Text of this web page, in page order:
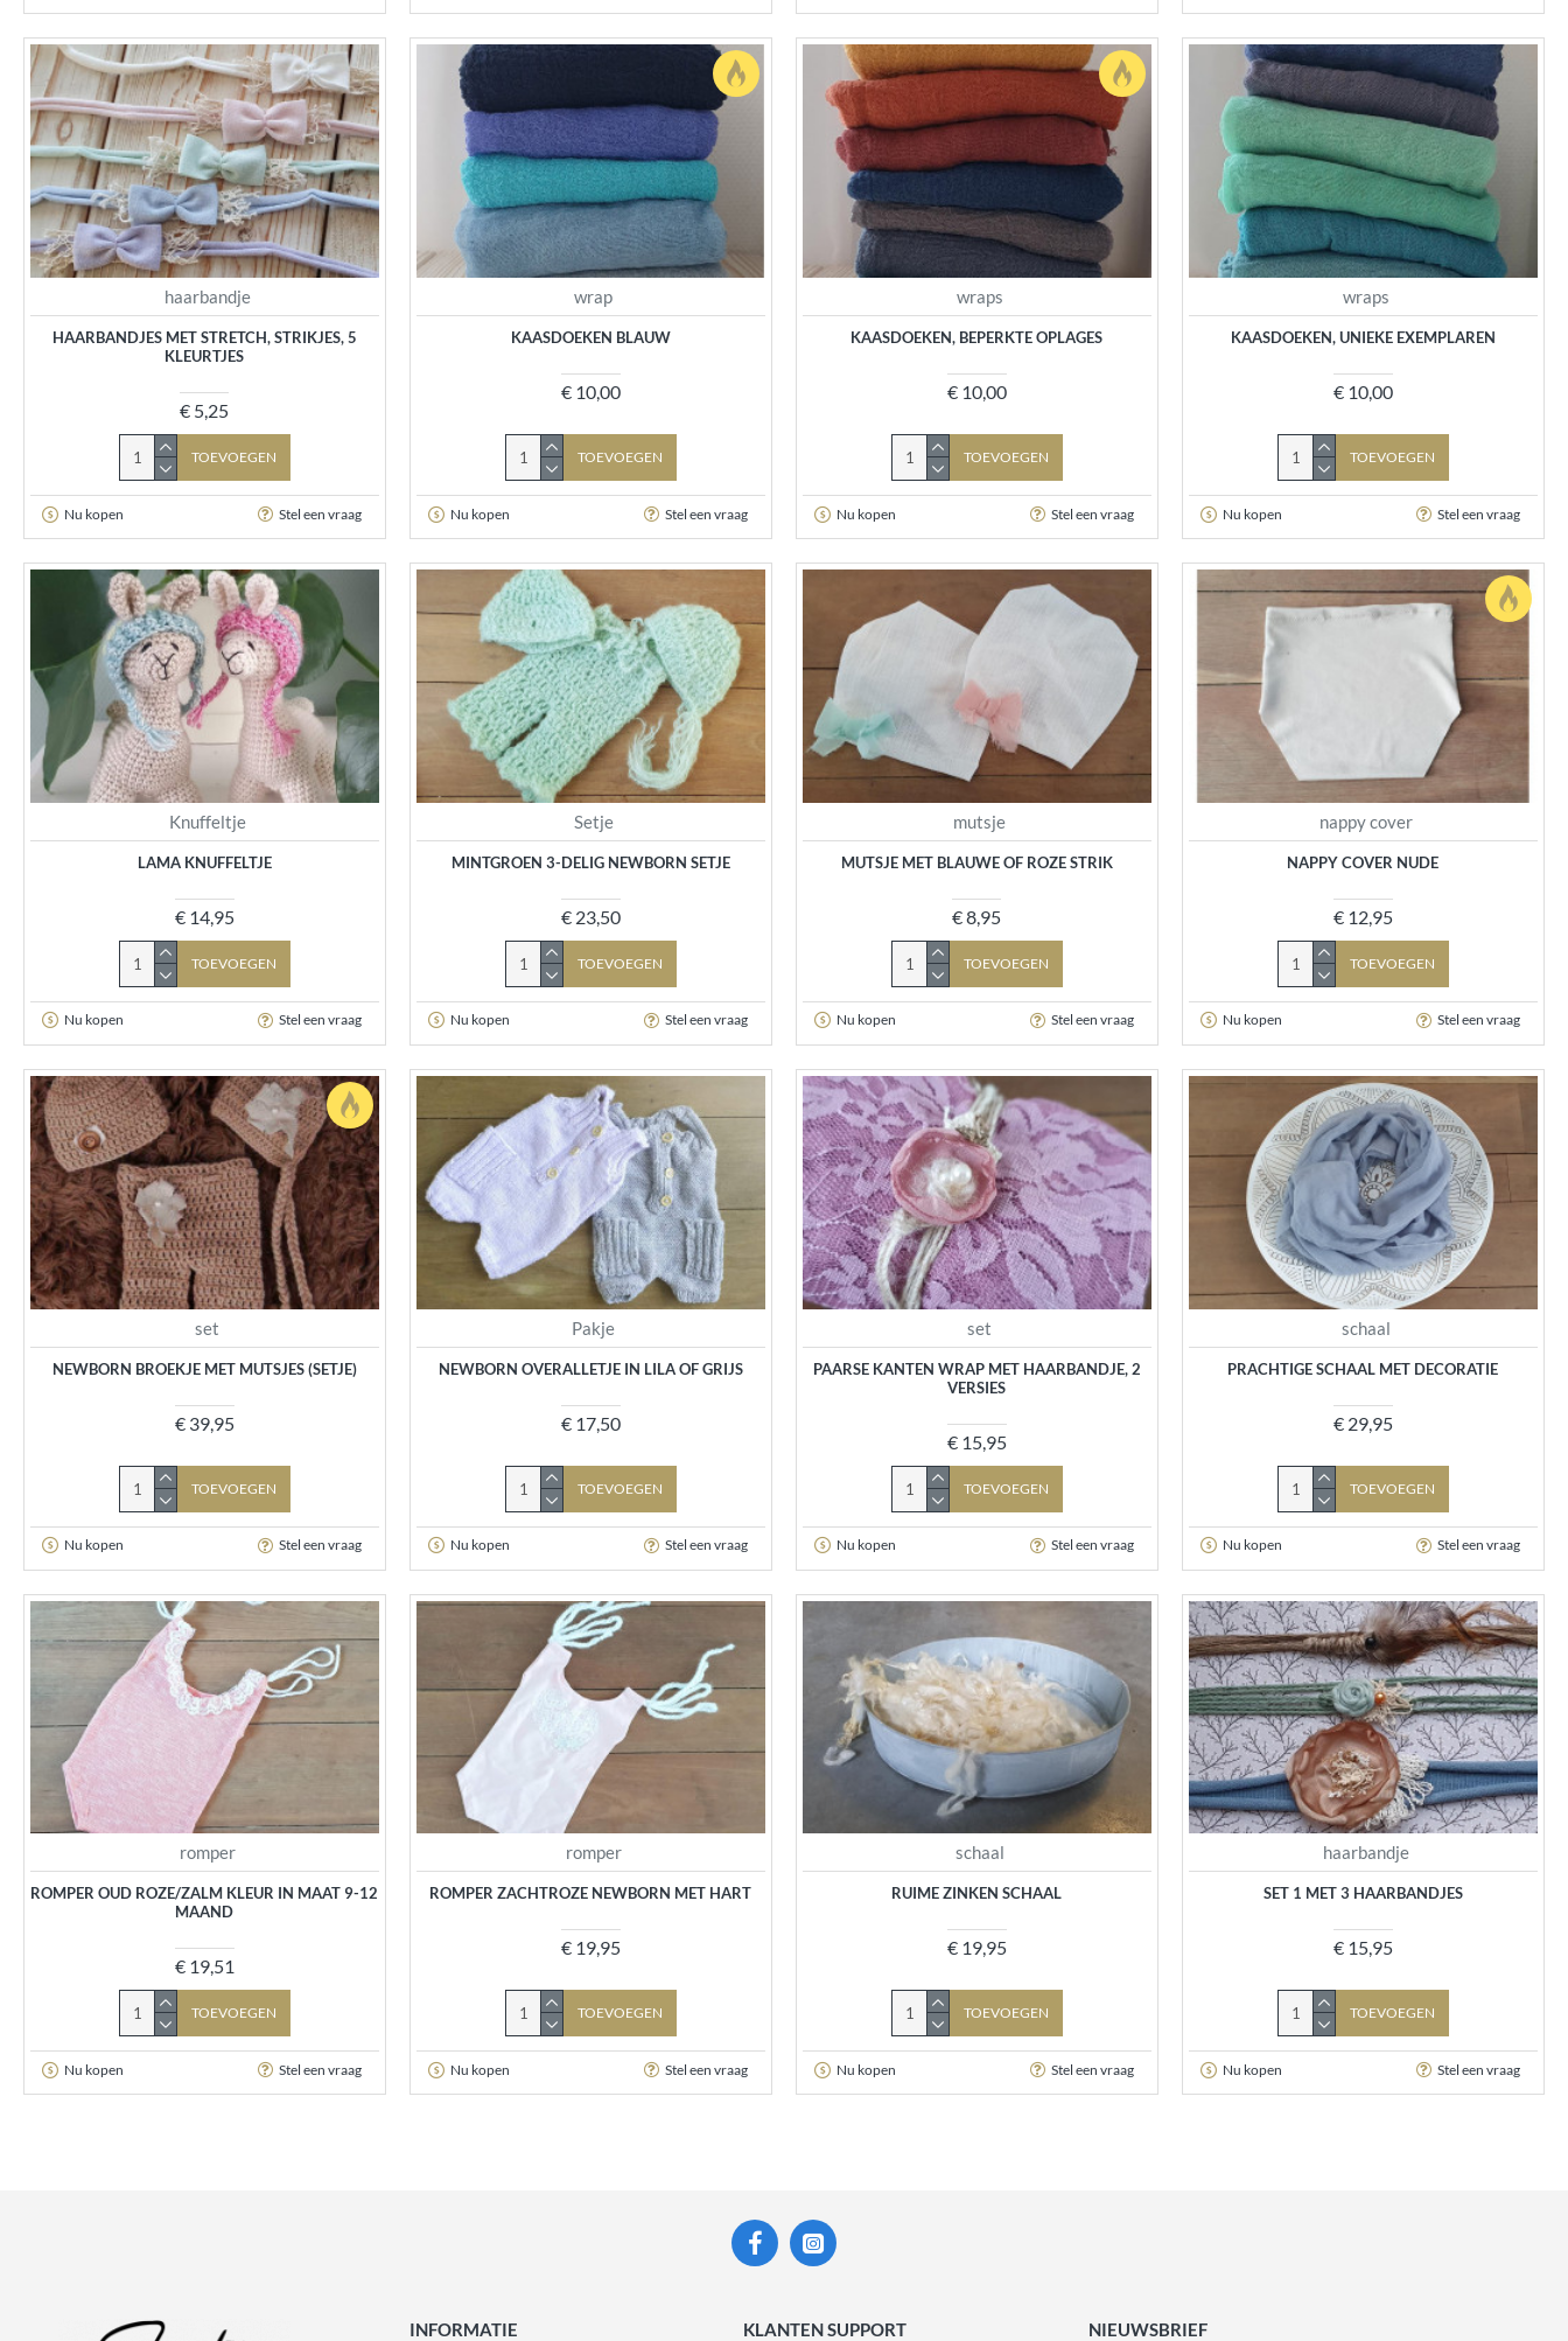
haarbandje
HAARBANDJES MET STRETCH, STRIKJES, 5
KLEURTJES
€ 5,25
TOEVOEGEN
Nu kopen Stel een vraag
wrap
KAASDOEKEN BLAUW
€ 10,00
TOEVOEGEN
Nu kopen Stel een vraag
wraps
KAASDOEKEN, BEPERKTE OPLAGES
€ 10,00
TOEVOEGEN
Nu kopen Stel een vraag
wraps
KAASDOEKEN, UNIEKE EXEMPLAREN
€ 10,00
TOEVOEGEN
Nu kopen Stel een vraag
Knuffeltje
LAMA KNUFFELTJE
€ 14,95
TOEVOEGEN
Nu kopen Stel een vraag
Setje
MINTGROEN 3-DELIG NEWBORN SETJE
€ 23,50
TOEVOEGEN
Nu kopen Stel een vraag
mutsje
MUTSJE MET BLAUWE OF ROZE STRIK
€ 8,95
TOEVOEGEN
Nu kopen Stel een vraag
nappy cover
NAPPY COVER NUDE
€ 12,95
TOEVOEGEN
Nu kopen Stel een vraag
set
NEWBORN BROEKJE MET MUTSJES (SETJE)
€ 39,95
TOEVOEGEN
Nu kopen Stel een vraag
Pakje
NEWBORN OVERALLETJE IN LILA OF GRIJS
€ 17,50
TOEVOEGEN
Nu kopen Stel een vraag
set
PAARSE KANTEN WRAP MET HAARBANDJE, 2
VERSIES
€ 15,95
TOEVOEGEN
Nu kopen Stel een vraag
schaal
PRACHTIGE SCHAAL MET DECORATIE
€ 29,95
TOEVOEGEN
Nu kopen Stel een vraag
romper
ROMPER OUD ROZE/ZALM KLEUR IN MAAT 9-12
MAAND
€ 19,51
TOEVOEGEN
Nu kopen Stel een vraag
romper
ROMPER ZACHTROZE NEWBORN MET HART
€ 19,95
TOEVOEGEN
Nu kopen Stel een vraag
schaal
RUIME ZINKEN SCHAAL
€ 19,95
TOEVOEGEN
Nu kopen Stel een vraag
haarbandje
SET 1 MET 3 HAARBANDJES
€ 15,95
TOEVOEGEN
Nu kopen Stel een vraag
INFORMATIE KLANTEN SUPPORT NIEUWSBRIEF